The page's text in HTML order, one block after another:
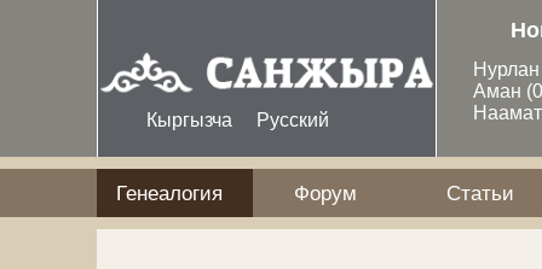
Кыргызча Русский
Аман
Генеалогия Форум Статьи